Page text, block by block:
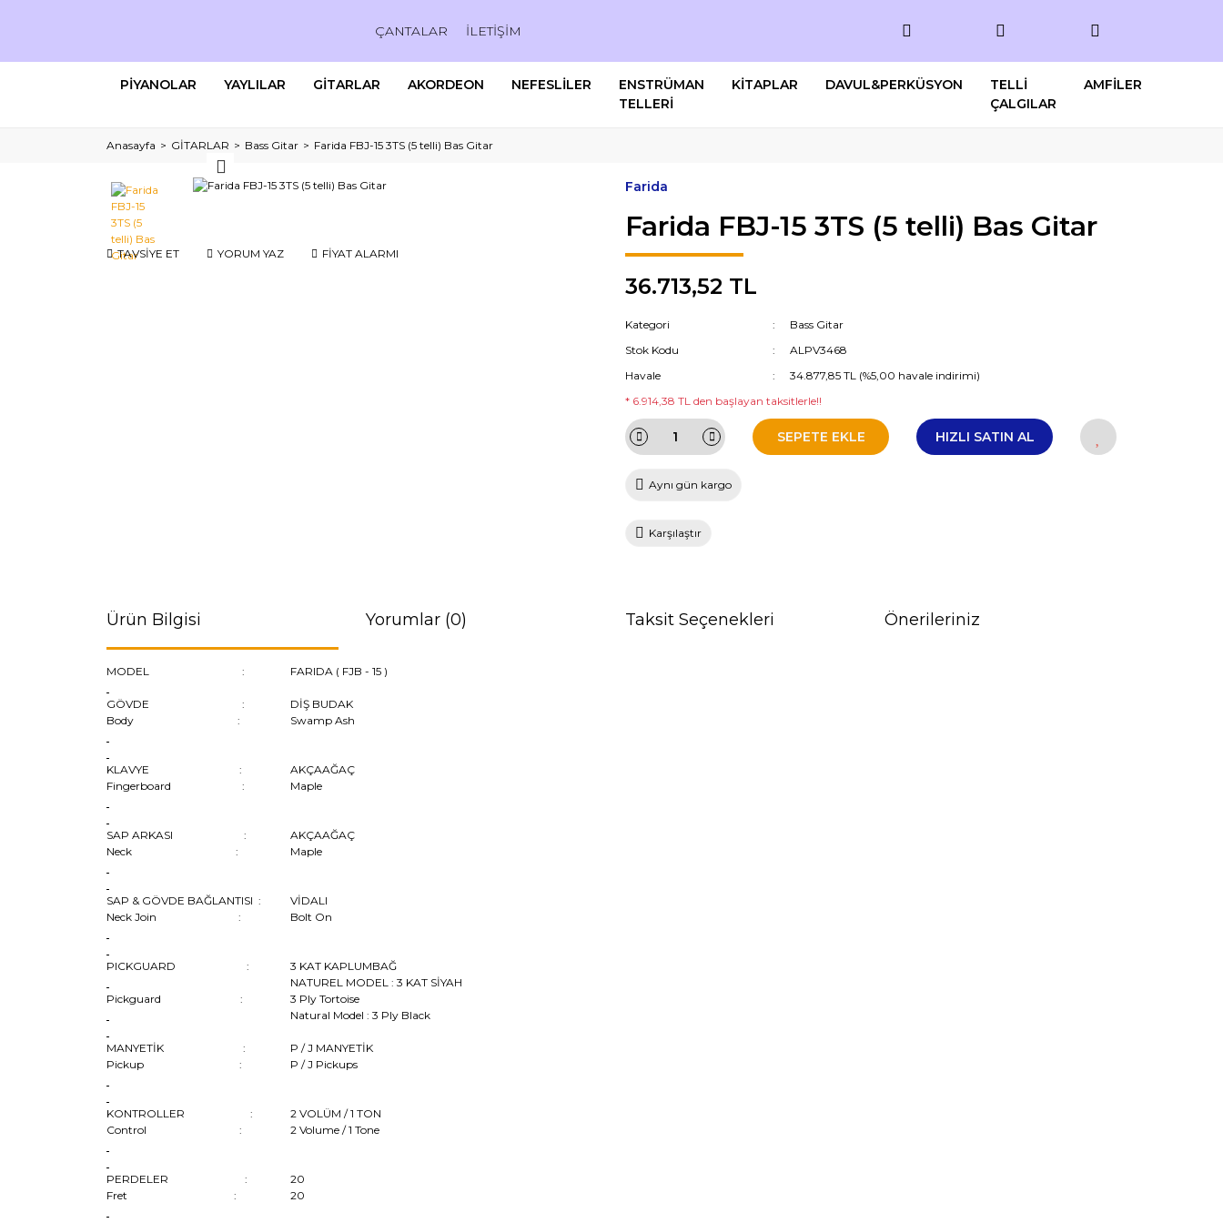
ÇANTALAR İLETİŞİM
PİYANOLAR YAYLILAR GİTARLAR AKORDEON NEFESLİLER
ENSTRÜMAN
TELLERİ
KİTAPLAR DAVUL&PERKÜSYON
TELLİ
ÇALGILAR
AMFİLER
Anasayfa GİTARLAR Bass Gitar Farida FBJ-15 3TS (5 telli) Bas Gitar
TAVSİYE ET YORUM YAZ FİYAT ALARMI
Farida
Farida FBJ-15 3TS (5 telli) Bas Gitar
36.713,52 TL
Kategori
Bass Gitar
Stok Kodu
ALPV3468
Havale
34.877,85 TL (%5,00 havale indirimi)
* 6.914,38 TL den başlayan taksitlerle!!
SEPETE EKLE HIZLI SATIN AL
Aynı gün kargo
Karşılaştır
Ürün Bilgisi Yorumlar (0) Taksit Seçenekleri Önerileriniz
MODEL : FARIDA ( FJB - 15 )
GÖVDE :
DİŞ BUDAK
Body :
Swamp Ash
KLAVYE :
AKÇAAĞAÇ
Fingerboard :
Maple
SAP ARKASI :
AKÇAAĞAÇ
Neck :
Maple
SAP & GÖVDE BAĞLANTISI :
VİDALI
Neck Join :
Bolt On
PICKGUARD :
3 KAT KAPLUMBAĞ
NATUREL MODEL : 3 KAT SİYAH
Pickguard :
3 Ply Tortoise
Natural Model : 3 Ply Black
MANYETİK :
P / J MANYETİK
Pickup :
P / J Pickups
KONTROLLER :
2 VOLÜM / 1 TON
Control :
2 Volume / 1 Tone
PERDELER :
20
Fret :
20